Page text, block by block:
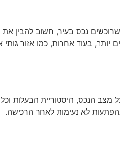
נכס בעיר, חשוב להבין את
יותר, בעוד אחרות, כמו אזור
הנכס, היסטוריית הבעלות וכל
לא נעימות לאחר הרכישה.